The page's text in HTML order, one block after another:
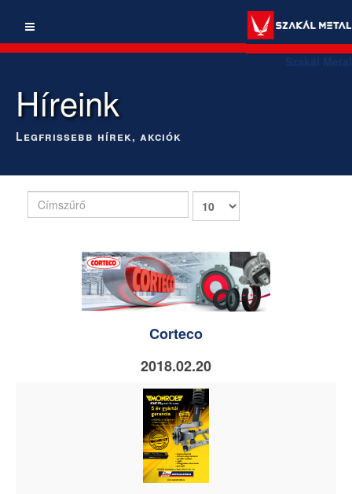
Szakál Metal
Híreink
Legfrissebb hírek, akciók
Címszűrő
Tételek
Corteco
2018.02.20